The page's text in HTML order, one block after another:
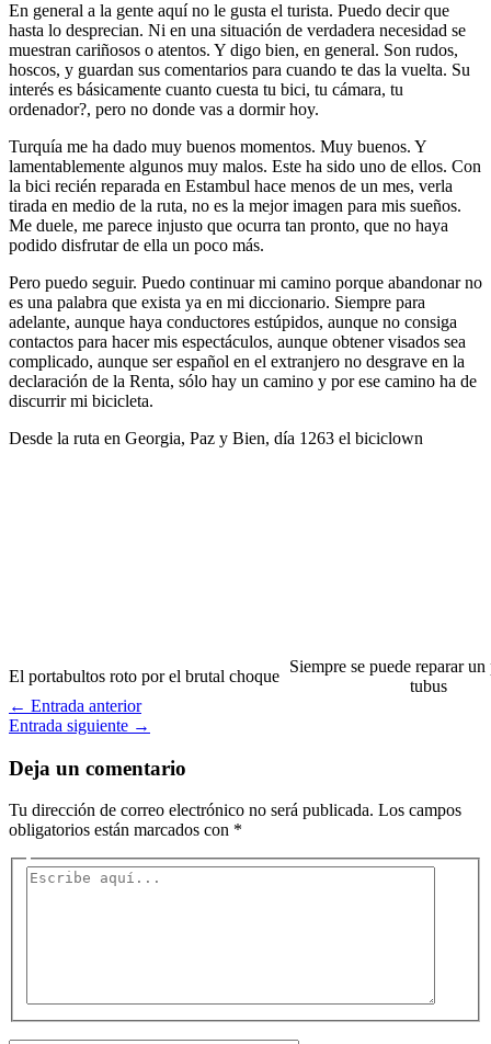
En general a la gente aquí no le gusta el turista. Puedo decir que
hasta lo desprecian. Ni en una situación de verdadera necesidad se
muestran cariñosos o atentos. Y digo bien, en general. Son rudos,
hoscos, y guardan sus comentarios para cuando te das la vuelta. Su
interés es básicamente cuanto cuesta tu bici, tu cámara, tu
ordenador?, pero no donde vas a dormir hoy.
Turquía me ha dado muy buenos momentos. Muy buenos. Y
lamentablemente algunos muy malos. Este ha sido uno de ellos. Con
la bici recién reparada en Estambul hace menos de un mes, verla
tirada en medio de la ruta, no es la mejor imagen para mis sueños.
Me duele, me parece injusto que ocurra tan pronto, que no haya
podido disfrutar de ella un poco más.
Pero puedo seguir. Puedo continuar mi camino porque abandonar no
es una palabra que exista ya en mi diccionario. Siempre para
adelante, aunque haya conductores estúpidos, aunque no consiga
contactos para hacer mis espectáculos, aunque obtener visados sea
complicado, aunque ser español en el extranjero no desgrave en la
declaración de la Renta, sólo hay un camino y por ese camino ha de
discurrir mi bicicleta.
Desde la ruta en Georgia, Paz y Bien, día 1263 el biciclown
El portabultos roto por el brutal choque
Siempre se puede reparar
tubus
← Entrada anterior
Entrada siguiente →
Deja un comentario
Tu dirección de correo electrónico no será publicada. Los campos
obligatorios están marcados con *
Escribe